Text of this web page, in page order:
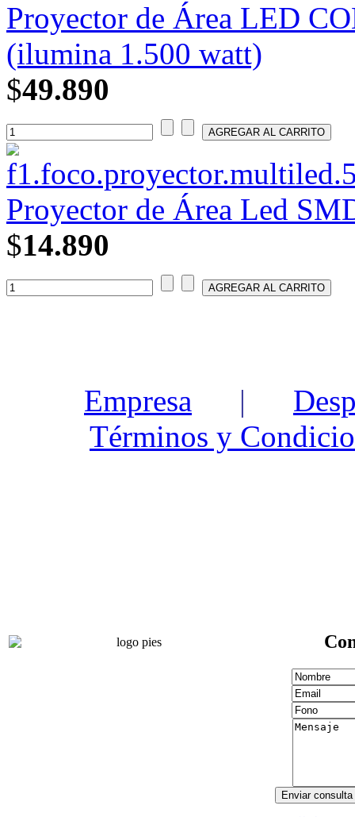
Proyector de Área LED
(ilumina 1.500 watt)
$49.890
Proyector de Área Led
$14.890
Empresa |
Términos y